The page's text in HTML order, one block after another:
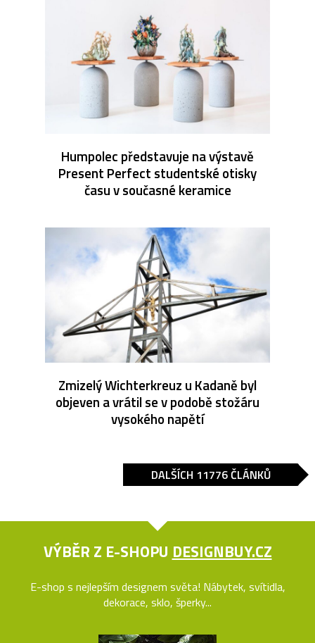
Humpolec představuje na výstavě
Present Perfect studentské otisky
času v současné keramice
Zmizelý Wichterkreuz u Kadaně byl
objeven a vrátil se v podobě stožáru
vysokého napětí
DALŠÍCH 11776 ČLÁNKŮ
VÝBĚR Z E-SHOPU DESIGNBUY.CZ
E-shop s nejlepším designem světa! Nábytek, svítidla,
dekorace, sklo, šperky...